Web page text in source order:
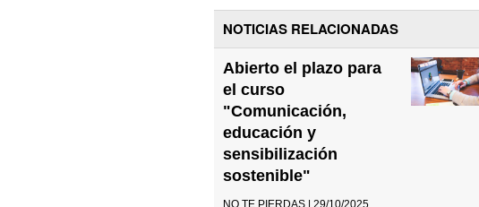
NOTICIAS RELACIONADAS
Abierto el plazo para
el curso
"Comunicación,
educación y
sensibilización
sostenible"
NO TE PIERDAS | 29/10/2025